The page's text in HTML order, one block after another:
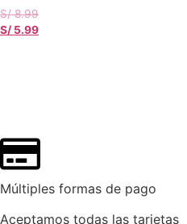
S/8.99
S/ 5.99
Múltiples formas de pago
Aceptamos todas las tarjetas